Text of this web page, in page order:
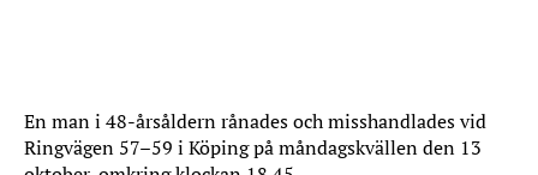
En man i 48-årsåldern rånades och misshandlades vid
Ringvägen 57–59 i Köping på måndagskvällen den 13